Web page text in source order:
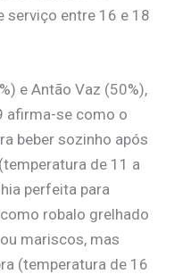
serviço entre 16 e 18
e Antão Vaz (50%),
afirma-se como o
beber sozinho após
de 11 a
perfeita para
robalo grelhado
mariscos, mas
(temperatura de 16